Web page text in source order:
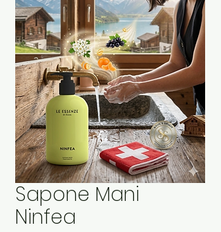
Sapone Mani
Ninfea